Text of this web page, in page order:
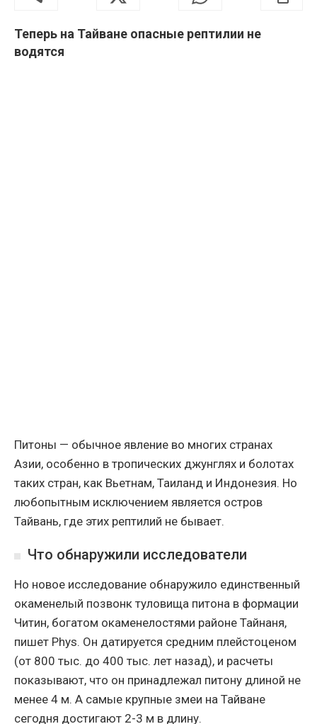
Теперь на Тайване опасные рептилии не
водятся
Питоны — обычное явление во многих странах
Азии, особенно в тропических джунглях и болотах
таких стран, как Вьетнам, Таиланд и Индонезия. Но
любопытным исключением является остров
Тайвань, где этих рептилий не бывает.
Что обнаружили исследователи
Но новое исследование обнаружило единственный
окаменелый позвонк туловища питона в формации
Читин, богатом окаменелостями районе Тайнаня,
пишет Phys. Он датируется средним плейстоценом
(от 800 тыс. до 400 тыс. лет назад), и расчеты
показывают, что он принадлежал питону длиной не
менее 4 м. А самые крупные змеи на Тайване
сегодня достигают 2-3 м в длину.